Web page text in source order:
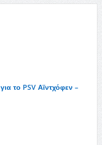
το PSV Αϊντχόφεν –